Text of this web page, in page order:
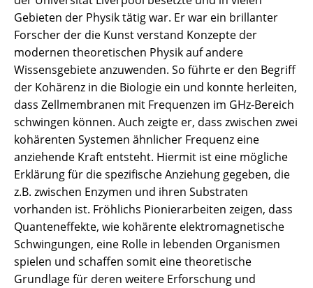
Gebieten der Physik tätig war. Er war ein brillanter
Forscher der die Kunst verstand Konzepte der
modernen theoretischen Physik auf andere
Wissensgebiete anzuwenden. So führte er den Begriff
der Kohärenz in die Biologie ein und konnte herleiten,
dass Zellmembranen mit Frequenzen im GHz-Bereich
schwingen können. Auch zeigte er, dass zwischen zwei
kohärenten Systemen ähnlicher Frequenz eine
anziehende Kraft entsteht. Hiermit ist eine mögliche
Erklärung für die spezifische Anziehung gegeben, die
z.B. zwischen Enzymen und ihren Substraten
vorhanden ist. Fröhlichs Pionierarbeiten zeigen, dass
Quanteneffekte, wie kohärente elektromagnetische
Schwingungen, eine Rolle in lebenden Organismen
spielen und schaffen somit eine theoretische
Grundlage für deren weitere Erforschung und